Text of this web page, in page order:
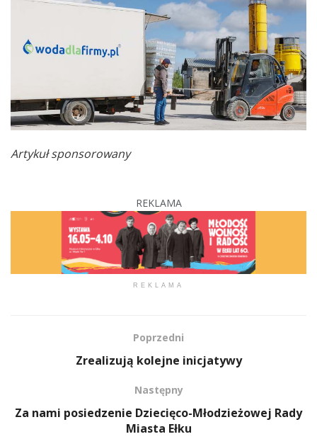
Artykuł sponsorowany
REKLAMA
REKLAMA
Poprzedni
Zrealizują kolejne inicjatywy
Następny
Za nami posiedzenie Dziecięco-Młodzieżowej Rady
Miasta Ełku